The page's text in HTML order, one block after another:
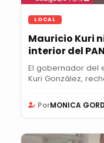
LOCAL
Mauricio Kuri
interior del PAN
El gobernador del
Kuri González,
PorMONICA